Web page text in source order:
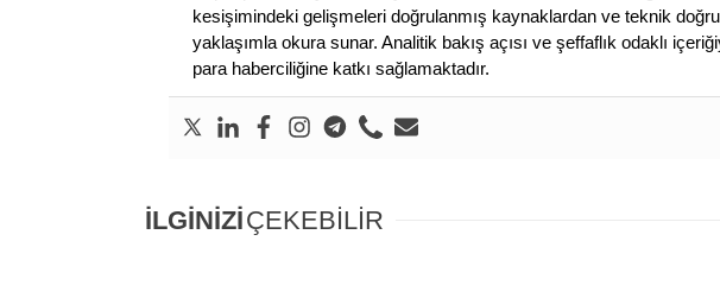
kesişimindeki gelişmeleri doğrulanmış kaynaklardan ve teknik
yaklaşımla okura sunar. Analitik bakış açısı ve şeffaflık odaklı
para haberciliğine katkı sağlamaktadır.
İLGİNİZİÇEKEBİLİR